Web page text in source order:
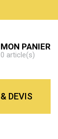
MON PANIER
0 article(s)
DEVIS